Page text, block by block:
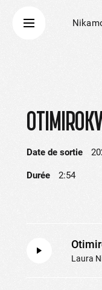
Date de sortie
Durée 2:54
Laura